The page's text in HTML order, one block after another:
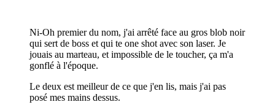
Ni-Oh premier du nom, j'ai arrêté face au gros blob noir
qui sert de boss et qui te one shot avec son laser. Je
jouais au marteau, et impossible de le toucher, ça m'a
gonflé à l'époque.
Le deux est meilleur de ce que j'en lis, mais j'ai pas
posé mes mains dessus.